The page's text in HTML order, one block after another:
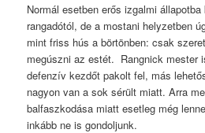
Normál esetben erős izgalmi
rangadótól, de a mostani helyzetben
mint friss hús a börtönben: csak
megúszni az estét. Rangnick mester
defenzív kezdőt pakolt fel, más
nagyon van a sok sérült miatt. Arra
balfaszkodása miatt esetleg még
inkább ne is gondoljunk.